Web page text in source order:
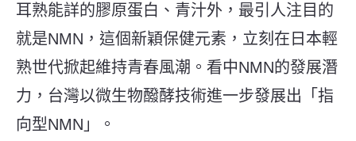
耳熟能詳的膠原蛋白、青汁外，最引人注目的
就是NMN ，這個新穎保健元素，立刻在日本輕
熟世代掀起維持青春風潮 。看中NMN的發展潛
力，台灣以微生物醱酵技術進一步發展出「指
向型NMN」。